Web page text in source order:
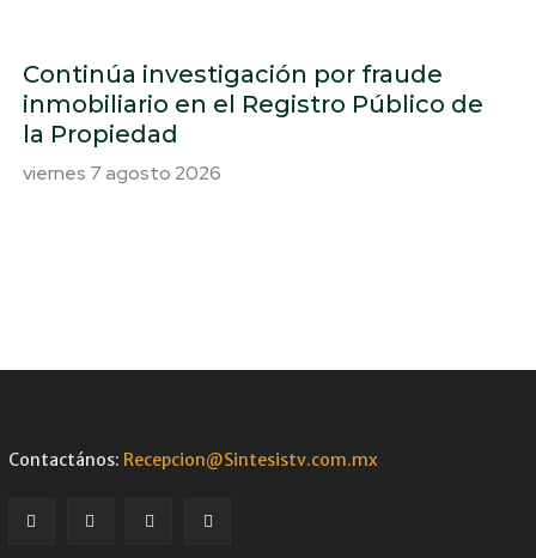
Continúa investigación por fraude
inmobiliario en el Registro Público de
la Propiedad
viernes 7 agosto 2026
Contactános: Recepcion@Sintesistv.com.mx